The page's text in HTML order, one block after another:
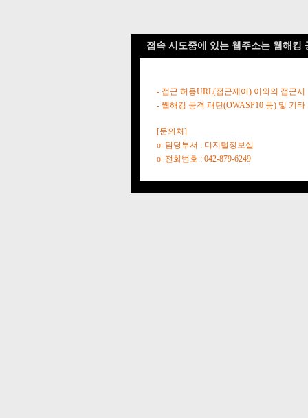
접속 시도중에 있는 웹주소는 웹해킹
- 접근 허용URL(접근제어) 이외의 접근시
- 웹해킹 공격 패턴(OWASP10 등) 및 기
[문의처]
o. 담당부서 : 디지털정보실
o. 전화번호 : 042-879-6249